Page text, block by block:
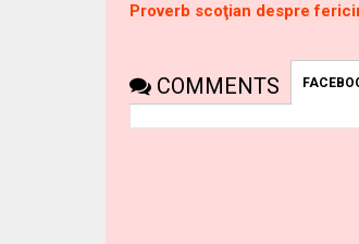
Proverb scoţian despre
COMMENTS